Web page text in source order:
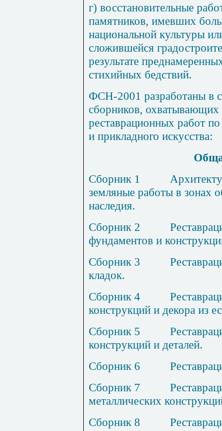
г) восстановительные
памятников, имевших
национальной культуры
сложившейся
результате
стихийных бедствий.
ФСН-2001 разработаны в
сборников,
реставрационных работ
и прикладного искусства:
Общ
Сборник 1 А
земляные работы в зонах
наследия.
Сборник 2 Р
фундаментов и
Сборник 3 Р
кладок.
Сборник 4 Р
конструкций и декора из
Сборник 5 Р
конструкций и деталей.
Сборник 6 Р
Сборник 7 Р
металлических
Сборник 8 Р